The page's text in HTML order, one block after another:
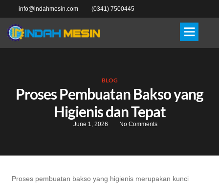
info@indahmesin.com (0341) 7500445
BLOG
Proses Pembuatan Bakso yang
Higienis dan Tepat
June 1, 2026 No Comments
Proses pembuatan bakso yang higienis merupakan kunci